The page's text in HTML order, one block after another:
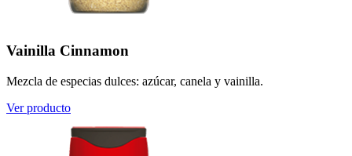
Vainilla Cinnamon
Mezcla de especias dulces: azúcar, canela y vainilla.
Ver producto